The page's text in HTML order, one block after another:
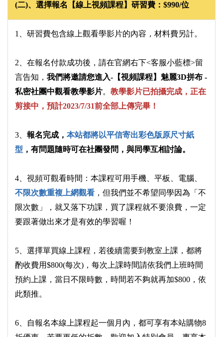
(二)、選擇報名【線上視頻課程】研習費：$990/位
1、研習費包含線上觀看學影片的內容，材料費另計。
2、在報名付款成功後，請在官網右下<客服小藍標>留
言告知， 我們將邀請您進入-【視頻課程】魅麗3D拼布 -
私密社團中觀看教學影片。 教學影片已拍攝完成，正在
剪接中，預計2023/7/31前全部上傳完畢！
3、 報名完成， 本站都將以平信寄出彩色版原尺寸紙
型 ，有問題隨時可在社團發問，與同學互相討論。
4、視頻可觀看時間：本課程可用手機、平板、電腦、
不限次數重複上網觀看 ，但我們並不希望同學因為「不
限次數」，就又落下功課，買了課程就不要浪費，一定
要跟著做出來才是有效的學習喔！
5、選擇單買線上課程，若後續需要到教室上課，都將
酌收費用$800(每次)，每次上課時間請依我們上班時間
預約上課，當日不限時數，時間若不夠就再加$800，依
此類推。
6、自報名本線上課程起一個月內，都可享有本站購物8